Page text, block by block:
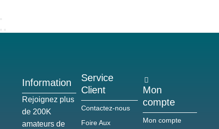
Information
Rejoignez plus
de 200K
amateurs de
Service
Client
Contactez-nous
Foire Aux
Mon
compte
Mon compte